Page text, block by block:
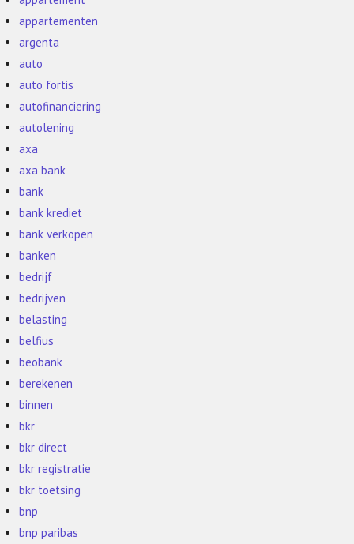
appartementen
argenta
auto
auto fortis
autofinanciering
autolening
axa
axa bank
bank
bank krediet
bank verkopen
banken
bedrijf
bedrijven
belasting
belfius
beobank
berekenen
binnen
bkr
bkr direct
bkr registratie
bkr toetsing
bnp
bnp paribas